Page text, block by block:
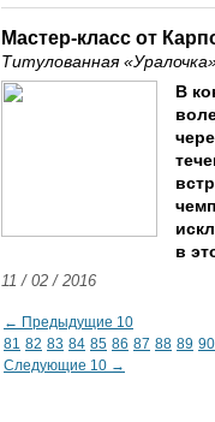
Мастер-класс от
Титулованная
В
в
11 / 02 / 2016
← Предыдущие 10
81 82 83 84 85 86 87 88 89 90
Следующие 10 →